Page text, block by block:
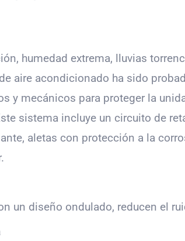
humedad extrema, lluvias
aire acondicionado ha sido
y mecánicos para proteger la
sistema incluye un circuito de
aletas con protección a la
un diseño ondulado, reducen el